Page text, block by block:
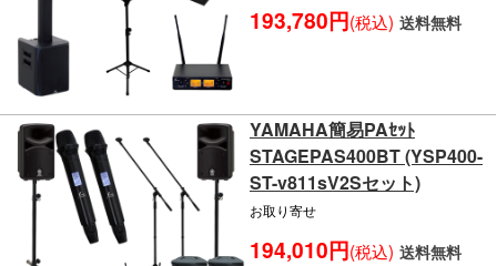
193,780円(税込) 送料無料
YAMAHA簡易PAｾｯﾄ
STAGEPAS400BT (YSP400-
ST-v811sV2Sセット)
お取り寄せ
194,010円(税込) 送料無料